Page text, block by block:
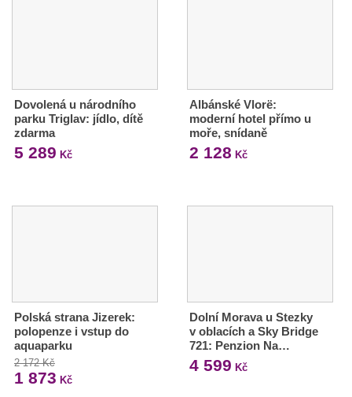
Dovolená u národního
parku Triglav: jídlo, dítě
zdarma
5 289 Kč
Albánské Vlorë:
moderní hotel přímo u
moře, snídaně
2 128 Kč
Polská strana Jizerek:
polopenze i vstup do
aquaparku
2 172 Kč
1 873 Kč
Dolní Morava u Stezky
v oblacích a Sky Bridge
721: Penzion Na…
4 599 Kč